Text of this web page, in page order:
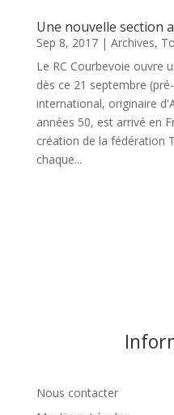
Une nouvelle section
Sep 8, 2017| Archives,
Le RC Courbevoie ouvre
dès ce 21 septembre
international, originaire
années 50, est arrivé en
création de la fédération
chaque...
Nous contacter